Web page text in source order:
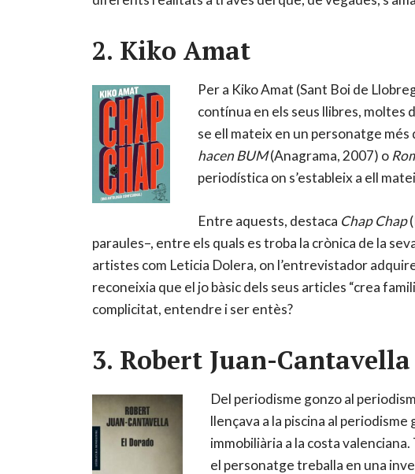
2. Kiko Amat
Per a Kiko Amat (Sant Boi de
contínua en els seus llibres,
se ell mateix en un personatge més
hacen BUM(Anagrama, 2007) o
periodística on s’estableix a ell
Entre aquests, destaca Chap Chap
paraules–, entre els quals es troba la crònica de la
artistes com Leticia Dolera, on l’entrevistador
reconeixia que el jo bàsic dels seus articles “crea
complicitat, entendre i ser entès?
3. Robert Juan-Cantavella
Del periodisme gonzo al
llençava a la piscina al
immobiliària a la costa
el personatge treballa en una